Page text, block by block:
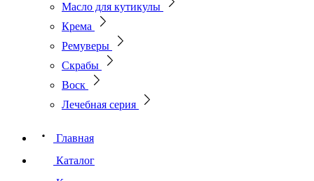
Масло для кутикулы
Крема
Ремуверы
Скрабы
Воск
Лечебная серия
Главная
Каталог